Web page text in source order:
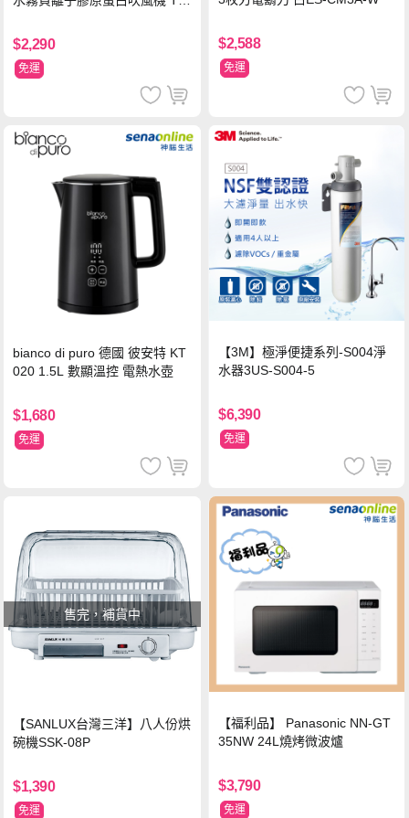
W
$2,290
免運
$2,588
免運
bianco di puro 德國 彼安特 KT
020 1.5L 數顯溫控 電熱水壺
$1,680
免運
【3M】極淨便捷系列-S004淨
水器3US-S004-5
$6,390
免運
售完，補貨中
【SANLUX台灣三洋】八人份烘
碗機SSK-08P
$1,390
免運
【福利品】 Panasonic NN-GT
35NW 24L燒烤微波爐
$3,790
免運